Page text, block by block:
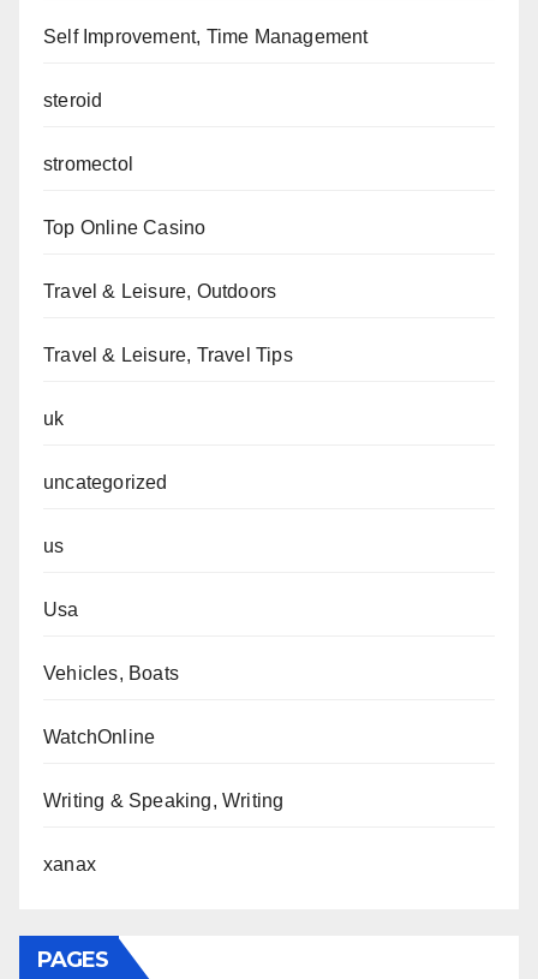
Self Improvement, Time Management
steroid
stromectol
Top Online Casino
Travel & Leisure, Outdoors
Travel & Leisure, Travel Tips
uk
uncategorized
us
Usa
Vehicles, Boats
WatchOnline
Writing & Speaking, Writing
xanax
PAGES